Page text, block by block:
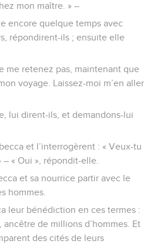
mon maître. » –
encore quelque temps avec
répondirent-ils ; ensuite elle
me retenez pas, maintenant que
voyage. Laissez-moi m’en aller
lui dirent-ils, et demandons-lui
et l’interrogèrent : « Veux-tu
« Oui », répondit-elle.
et sa nourrice partir avec le
hommes.
leur bénédiction en ces termes :
de millions d’hommes. Et
des cités de leurs